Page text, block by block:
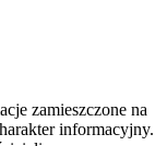
zamieszczone na
informacyjny.